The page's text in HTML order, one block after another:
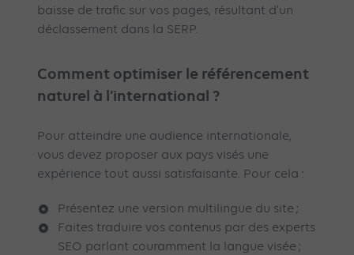
baisse de trafic sur vos pages, résultant d’un
déclassement dans la SERP.
Comment optimiser le référencement
naturel à l’international ?
Pour atteindre une audience internationale,
vous devez proposer aux pays visés une
expérience tout aussi satisfaisante. Pour cela :
Présentez une version multilingue du site ;
Faites traduire vos contenus par des experts
SEO parlant couramment la langue visée ;